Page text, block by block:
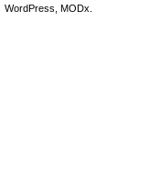
WordPress, MODx.